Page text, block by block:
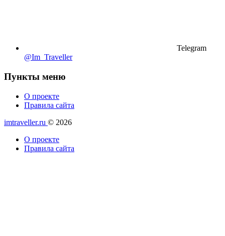
Telegram
@Im_Traveller
Пункты меню
О проекте
Правила сайта
imtraveller.ru © 2026
О проекте
Правила сайта